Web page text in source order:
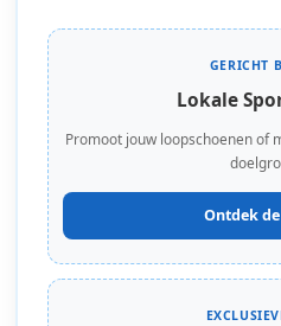
GERICHT
Lokale
Promoot jouw loopschoenen of
Ontdek